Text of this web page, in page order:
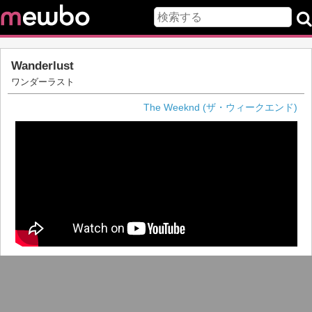
Wanderlust
ワンダーラスト
The Weeknd (ザ・ウィークエンド)